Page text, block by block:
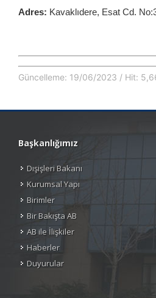
Adres: Kavaklıdere, Esat Cd.
Güncelleme: 19/06/2023 / Hit:
Başkanlığımız
Dışişleri Bakanı
Kurumsal Yapı
Birimler
Bir Bakışta AB
AB ile İlişkiler
Haberler
Duyurular